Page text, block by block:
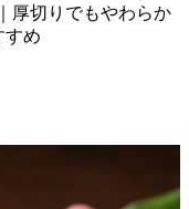
厚切りでもやわらか
すめ